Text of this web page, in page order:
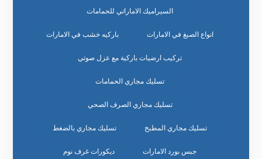
السيراميك الاماراتي للحمامات
انواع الصبغ في الامارات باركيه خشب في الامارات
تركيب ارضيات باركية مع عزل صوتي
تسليك مجاري الحمامات
تسليك مجاري الصرف الصحي
تسليك مجاري المطبخ تسليك مجاري بالضغط
جبس بورد الامارات ديكورات غرف نوم